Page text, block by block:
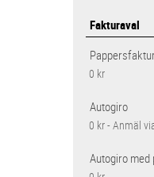
Fakturaval
0 kr
Autogiro
0 kr - Anmäl
Autogiro